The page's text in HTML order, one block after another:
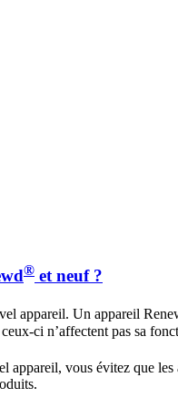
® et neuf ?
appareil. Un appareil
ci n’affectent pas sa
appareil, vous évitez que